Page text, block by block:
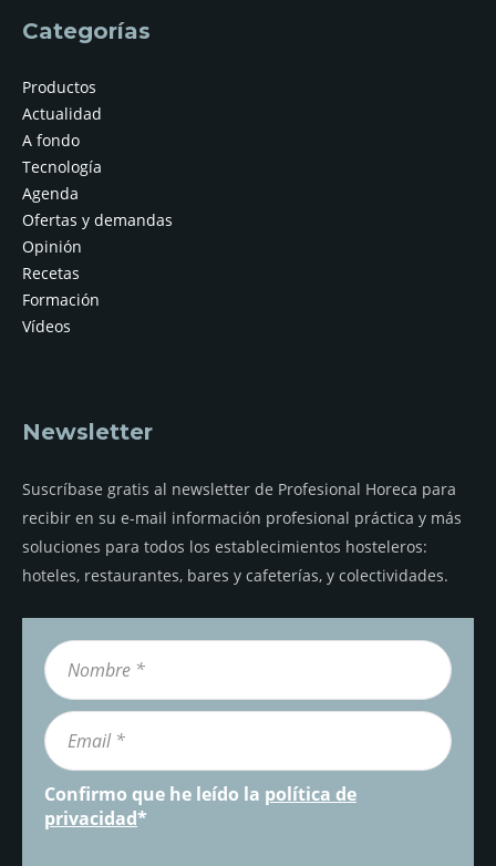
Categorías
Productos
Actualidad
A fondo
Tecnología
Agenda
Ofertas y demandas
Opinión
Recetas
Formación
Vídeos
Newsletter
Suscríbase gratis al newsletter de Profesional Horeca para
recibir en su e-mail información profesional práctica y más
soluciones para todos los establecimientos hosteleros:
hoteles, restaurantes, bares y cafeterías, y colectividades.
Confirmo que he leído la política de
privacidad*